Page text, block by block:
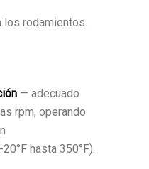
rodamientos.
— adecuado
rpm, operando
hasta 350°F).